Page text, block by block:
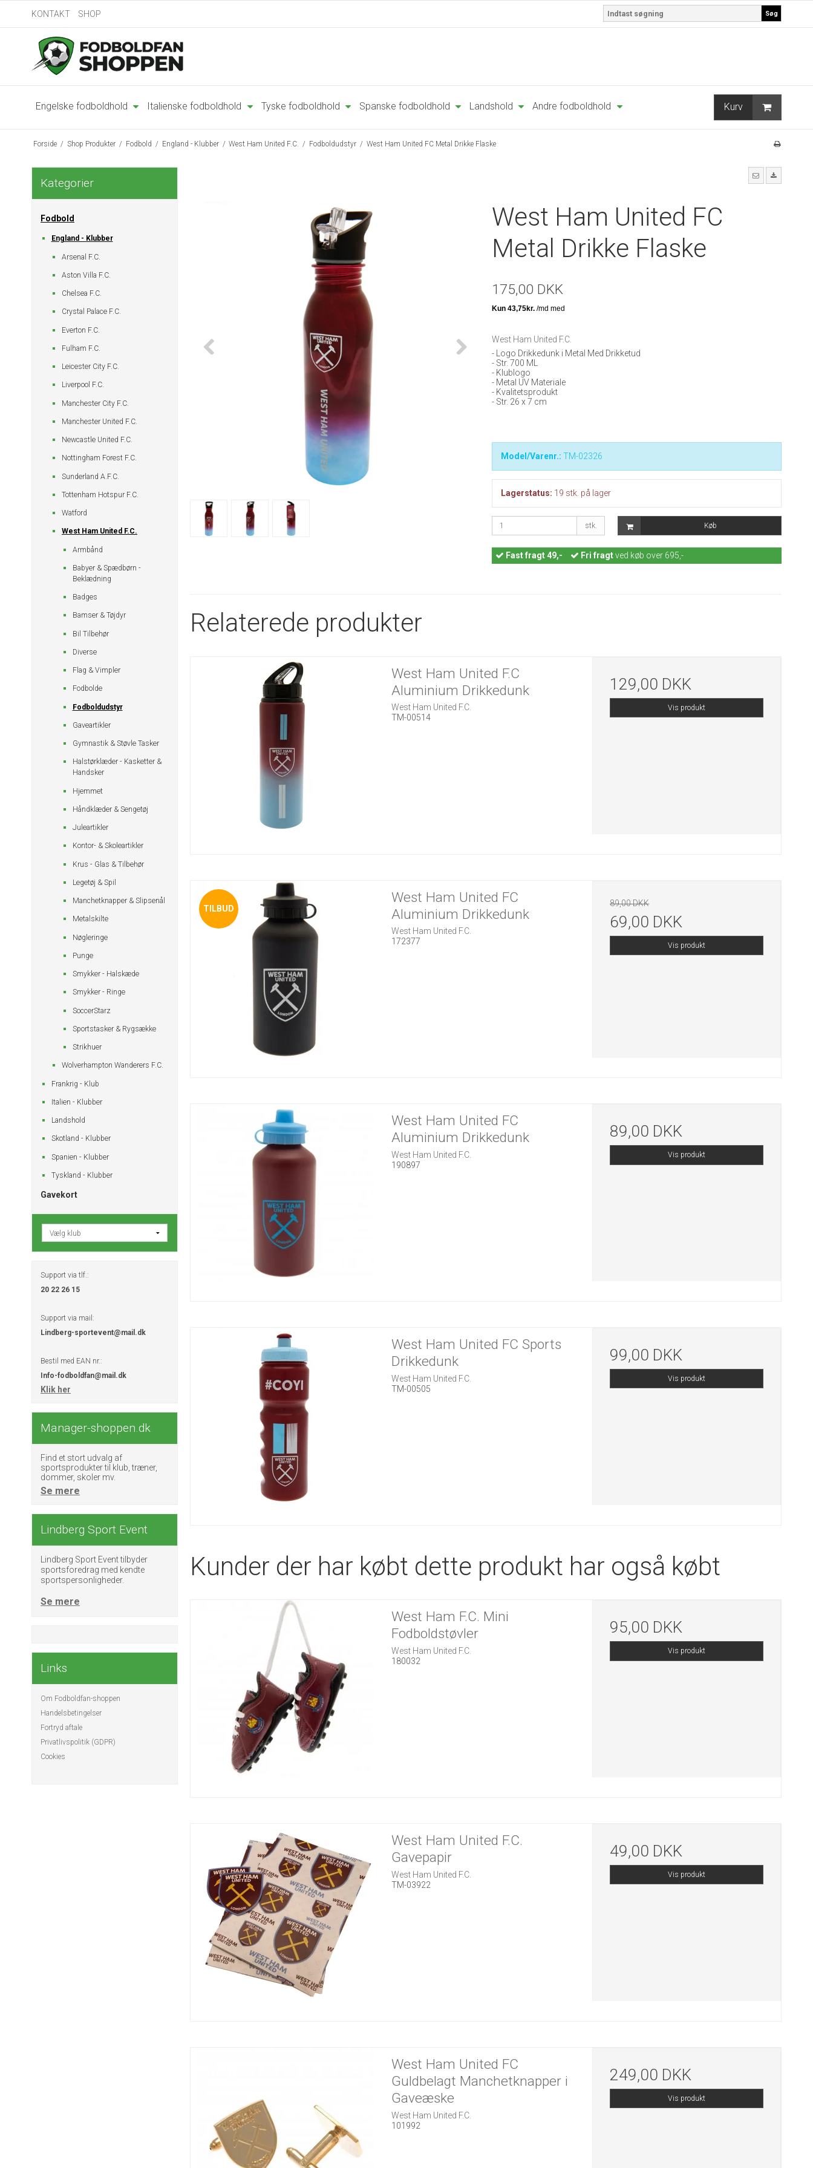
KONTAKT SHOP Søg
Engelske fodboldhold Italienske fodboldhold Tyske fodboldhold Spanske fodboldhold Landshold Andre fodboldhold Kurv
Forside / Shop Produkter / Fodbold / England - Klubber / West Ham United F.C. / Fodboldudstyr / West Ham United FC Metal Drikke Flaske
Kategorier
Fodbold
England - Klubber
Arsenal F.C.
Aston Villa F.C.
Chelsea F.C.
Crystal Palace F.C.
Everton F.C.
Fulham F.C.
Leicester City F.C.
Liverpool F.C.
Manchester City F.C.
Manchester United F.C.
Newcastle United F.C.
Nottingham Forest F.C.
Sunderland A.F.C.
Tottenham Hotspur F.C.
Watford
West Ham United F.C.
Armbånd
Babyer & Spædbørn -
Beklædning
Badges
Bamser & Tøjdyr
Bil Tilbehør
Diverse
Flag & Vimpler
Fodbolde
Fodboldudstyr
Gaveartikler
Gymnastik & Støvle Tasker
Halstørklæder - Kasketter &
Handsker
Hjemmet
Håndklæder & Sengetøj
Juleartikler
Kontor- & Skoleartikler
Krus - Glas & Tilbehør
Legetøj & Spil
Manchetknapper & Slipsenål
Metalskilte
Nøgleringe
Punge
Smykker - Halskæde
Smykker - Ringe
SoccerStarz
Sportstasker & Rygsække
Strikhuer
Wolverhampton Wanderers F.C.
Frankrig - Klub
Italien - Klubber
Landshold
Skotland - Klubber
Spanien - Klubber
Tyskland - Klubber
Gavekort
Support via tlf.:
20 22 26 15
Support via mail:
Lindberg-sportevent@mail.dk
Bestil med EAN nr.:
Info-fodboldfan@mail.dk
Klik her
Manager-shoppen.dk
Find et stort udvalg af
sportsprodukter til klub, træner,
dommer, skoler mv.
Se mere
Lindberg Sport Event
Lindberg Sport Event tilbyder
sportsforedrag med kendte
sportspersonligheder.
Se mere
Links
Om Fodboldfan-shoppen
Handelsbetingelser
Fortryd aftale
Privatlivspolitik (GDPR)
Cookies
West Ham United FC
Metal Drikke Flaske
175,00 DKK
West Ham United F.C.
- Logo Drikkedunk i Metal Med Drikketud
- Str. 700 ML
- Klublogo
- Metal UV Materiale
- Kvalitetsprodukt
- Str. 26 x 7 cm
Model/Varenr.: TM-02326
Lagerstatus: 19 stk. på lager
stk. Køb
Fastfragt 49,- Fri fragtved køb over 695,-
Relaterede produkter
West Ham United F.C
Aluminium Drikkedunk
West Ham United F.C.
TM-00514
129,00 DKK
Vis produkt
TILBUD
West Ham United FC
Aluminium Drikkedunk
West Ham United F.C.
172377
89,00 DKK
69,00 DKK
Vis produkt
West Ham United FC
Aluminium Drikkedunk
West Ham United F.C.
190897
89,00 DKK
Vis produkt
West Ham United FC Sports
Drikkedunk
West Ham United F.C.
TM-00505
99,00 DKK
Vis produkt
Kunder der har købt dette produkt har også købt
West Ham F.C. Mini
Fodboldstøvler
West Ham United F.C.
180032
95,00 DKK
Vis produkt
West Ham United F.C.
Gavepapir
West Ham United F.C.
TM-03922
49,00 DKK
Vis produkt
West Ham United FC
Guldbelagt Manchetknapper i
Gaveæske
West Ham United F.C.
101992
249,00 DKK
Vis produkt